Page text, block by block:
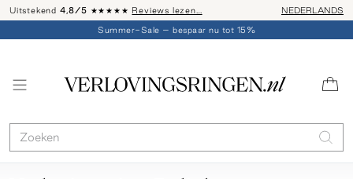
Uitstekend 4,8/5 ★★★★★ Reviews lezen… Advies: 020 -
NEDERLANDS
Summer-Sale – bespaar nu tot 15%